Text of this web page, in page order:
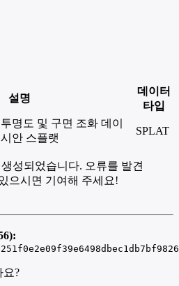
설명
데이터
타입
명도 및 구면 조화 데이
안 스플랫
SPLAT
성되었습니다. 오류를 발견
으시면 기여해 주세요!
요?